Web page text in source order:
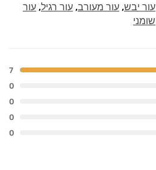
עור יבש, עור מעורב, עור רגיל, עור
שומני
7
0
0
0
0